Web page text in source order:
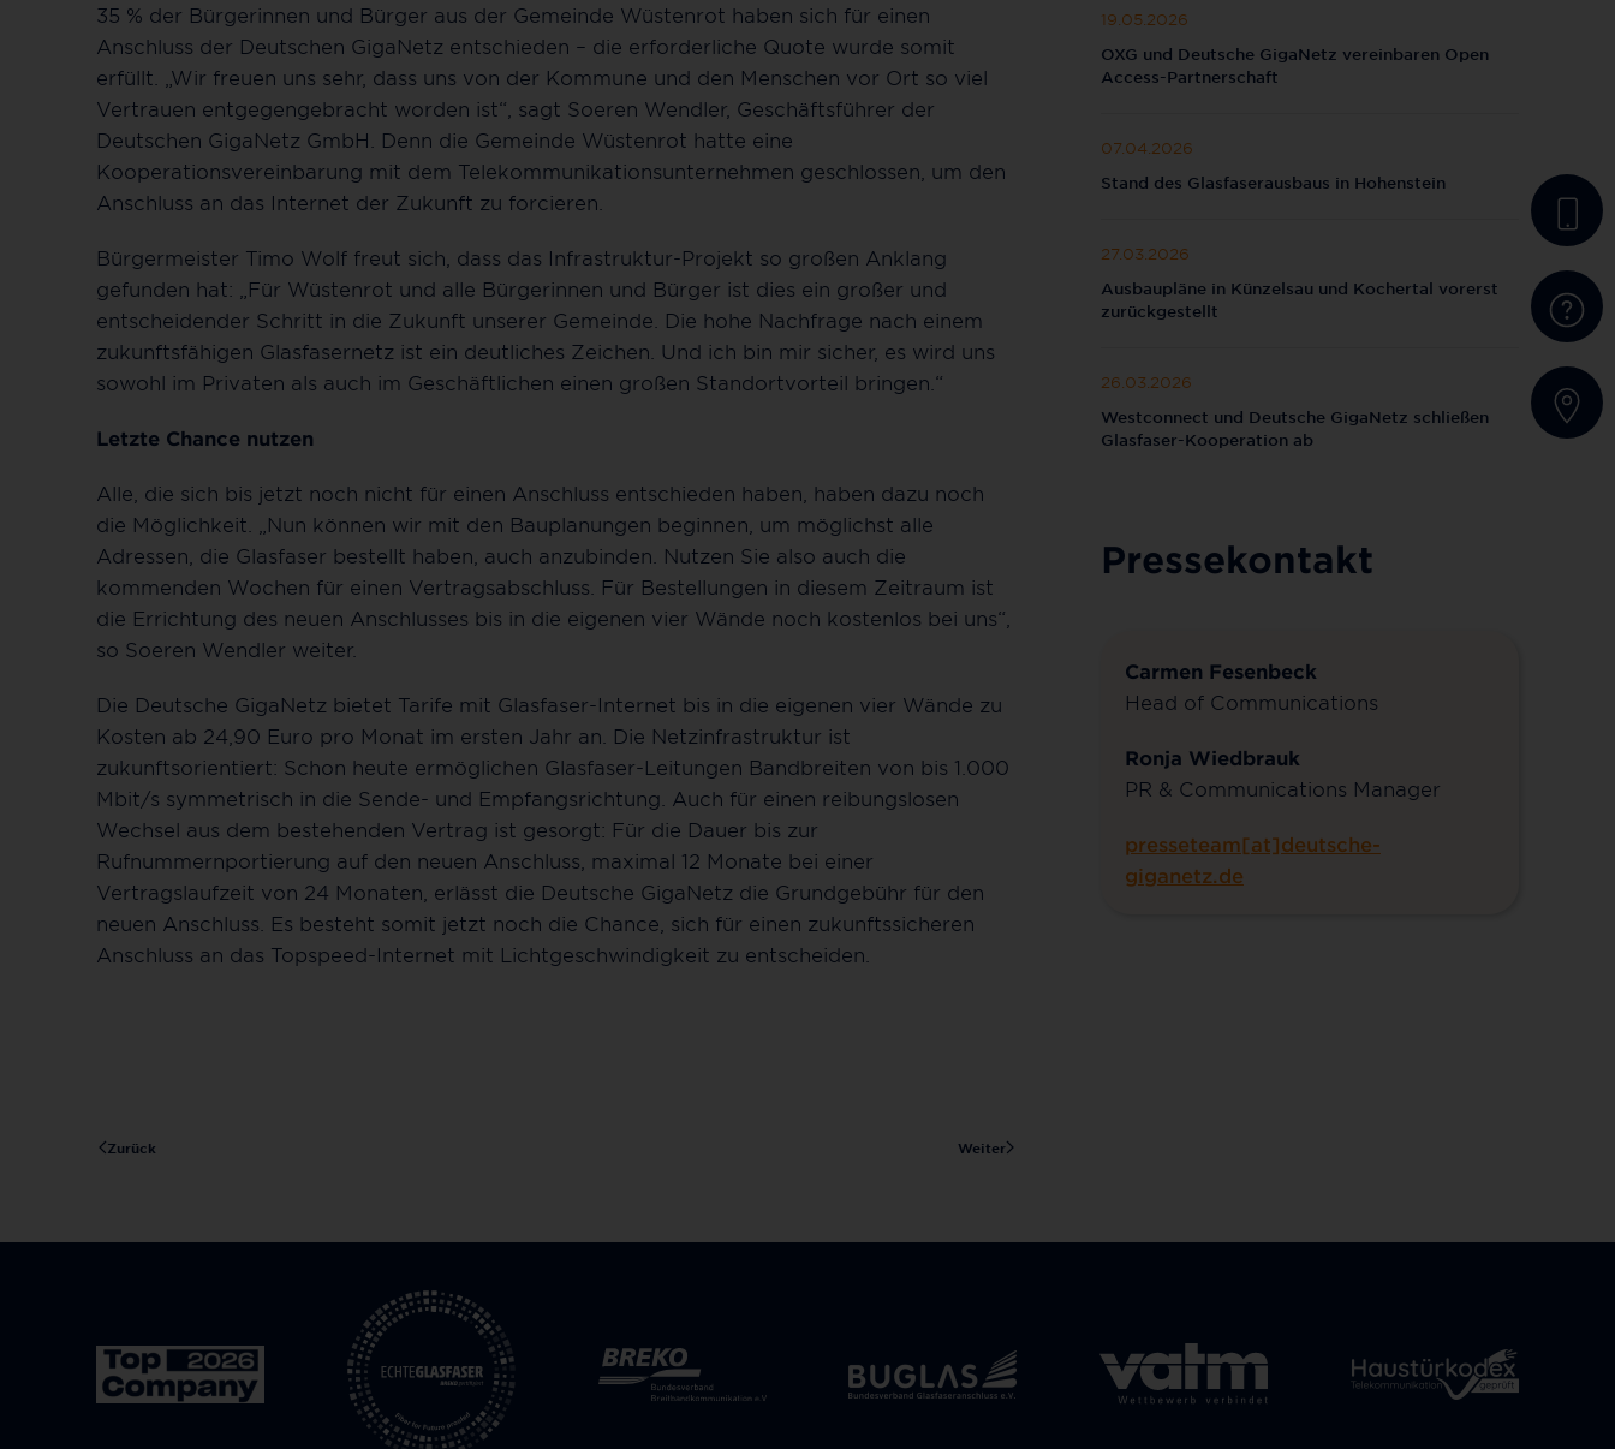
35 % der Bürgerinnen und Bürger aus der Gemeinde Wüstenrot haben sich für einen
Anschluss der Deutschen GigaNetz entschieden – die erforderliche Quote wurde somit
erfüllt. „Wir freuen uns sehr, dass uns von der Kommune und den Menschen vor Ort so viel
Vertrauen entgegengebracht worden ist“, sagt Soeren Wendler, Geschäftsführer der
Deutschen GigaNetz GmbH. Denn die Gemeinde Wüstenrot hatte eine
Kooperationsvereinbarung mit dem Telekommunikationsunternehmen geschlossen, um den
Anschluss an das Internet der Zukunft zu forcieren.
Bürgermeister Timo Wolf freut sich, dass das Infrastruktur-Projekt so großen Anklang
gefunden hat: „Für Wüstenrot und alle Bürgerinnen und Bürger ist dies ein großer und
entscheidender Schritt in die Zukunft unserer Gemeinde. Die hohe Nachfrage nach einem
zukunftsfähigen Glasfasernetz ist ein deutliches Zeichen. Und ich bin mir sicher, es wird uns
sowohl im Privaten als auch im Geschäftlichen einen großen Standortvorteil bringen.“
Letzte Chance nutzen
Alle, die sich bis jetzt noch nicht für einen Anschluss entschieden haben, haben dazu noch
die Möglichkeit. „Nun können wir mit den Bauplanungen beginnen, um möglichst alle
Adressen, die Glasfaser bestellt haben, auch anzubinden. Nutzen Sie also auch die
kommenden Wochen für einen Vertragsabschluss. Für Bestellungen in diesem Zeitraum ist
die Errichtung des neuen Anschlusses bis in die eigenen vier Wände noch kostenlos bei uns“,
so Soeren Wendler weiter.
Die Deutsche GigaNetz bietet Tarife mit Glasfaser-Internet bis in die eigenen vier Wände zu
Kosten ab 24,90 Euro pro Monat im ersten Jahr an. Die Netzinfrastruktur ist
zukunftsorientiert: Schon heute ermöglichen Glasfaser-Leitungen Bandbreiten von bis 1.000
Mbit/s symmetrisch in die Sende- und Empfangsrichtung. Auch für einen reibungslosen
Wechsel aus dem bestehenden Vertrag ist gesorgt: Für die Dauer bis zur
Rufnummernportierung auf den neuen Anschluss, maximal 12 Monate bei einer
Vertragslaufzeit von 24 Monaten, erlässt die Deutsche GigaNetz die Grundgebühr für den
neuen Anschluss. Es besteht somit jetzt noch die Chance, sich für einen zukunftssicheren
Anschluss an das Topspeed-Internet mit Lichtgeschwindigkeit zu entscheiden.
Zurück Weiter
19.05.2026
OXG und Deutsche GigaNetz vereinbaren Open
Access-Partnerschaft
07.04.2026
Stand des Glasfaserausbaus in Hohenstein
27.03.2026
Ausbaupläne in Künzelsau und Kochertal vorerst
zurückgestellt
26.03.2026
Westconnect und Deutsche GigaNetz schließen
Glasfaser-Kooperation ab
Pressekontakt
Carmen Fesenbeck
Head of Communications
Ronja Wiedbrauk
PR & Communications Manager
presseteam[at]deutsche-
giganetz.de